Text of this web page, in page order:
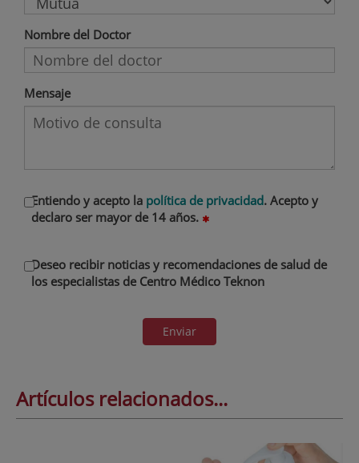
Nombre del Doctor
Mensaje
Entiendo y acepto la política de privacidad. Acepto y
declaro ser mayor de 14 años.
Deseo recibir noticias y recomendaciones de salud de
los especialistas de Centro Médico Teknon
Enviar
Artículos relacionados...